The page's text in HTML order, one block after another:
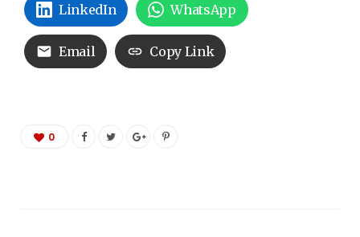
LinkedIn WhatsApp
Email Copy Link
0